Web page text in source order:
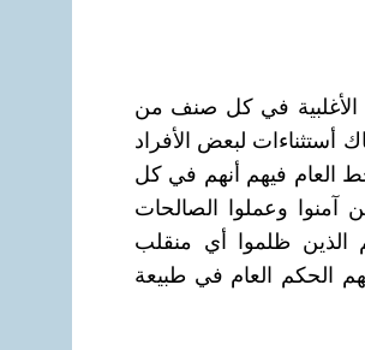
الأغلبية في كل صنف من
أستثناءات لبعض الأفراد
العام فيهم أنهم في كل
آمنوا وعملوا الصالحات
الذين ظلموا أي منقلب
الحكم العام في طبيعة